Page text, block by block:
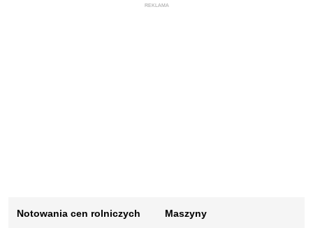
REKLAMA
Notowania cen rolniczych
Maszyny